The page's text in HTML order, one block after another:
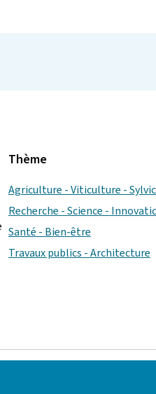
Thème
Agriculture - Viticulture -
Recherche - Science -
Santé - Bien-être
Travaux publics - Architecture